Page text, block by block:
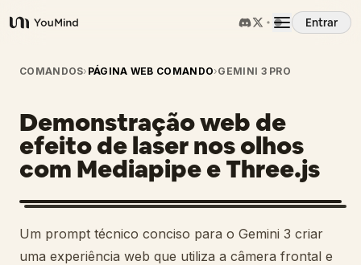
YouMind
Entrar
Visão Geral
Casos de Uso
Habilidades
Prompts
COMANDOS› PÁGINA WEB COMANDO›GEMINI 3 PRO
Demonstração web de
efeito de laser nos olhos
com Mediapipe e Three.js
Um prompt técnico conciso para o Gemini 3 criar
uma experiência web que utiliza a câmera frontal e